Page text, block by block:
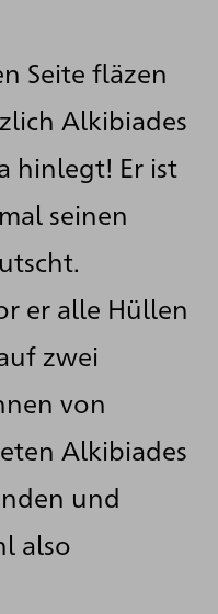
Seite fläzen
Alkibiades
hinlegt! Er ist
seinen
er alle Hüllen
zwei
von
Alkibiades
und
also